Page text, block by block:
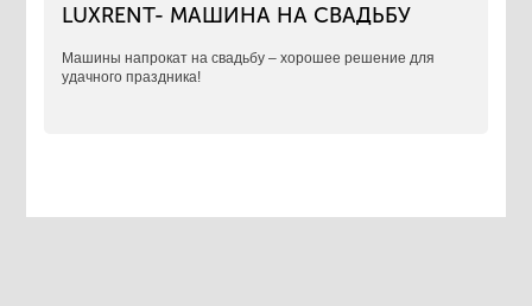
LUXRENT- МАШИНА НА СВАДЬБУ
​Машины напрокат на свадьбу – хорошее решение для
удачного праздника!